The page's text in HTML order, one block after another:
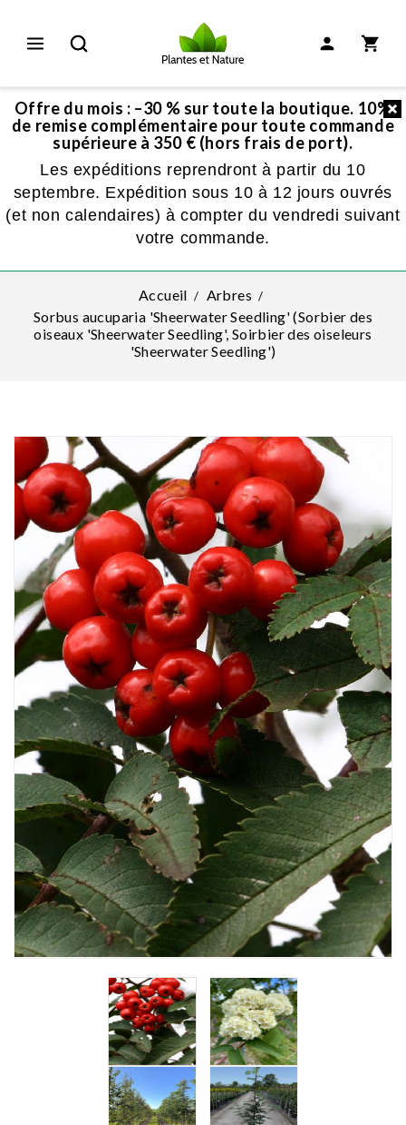
Offre du mois : –30 % sur toute la boutique. 10%
de remise complémentaire pour toute commande
supérieure à 350 € (hors frais de port).
Les expéditions reprendront à partir du 10
septembre. Expédition sous 10 à 12 jours ouvrés
(et non calendaires) à compter du vendredi suivant
votre commande.
Accueil
Arbres
Sorbus aucuparia 'Sheerwater Seedling' (Sorbier des
oiseaux 'Sheerwater Seedling', Soirbier des oiseleurs
'Sheerwater Seedling')